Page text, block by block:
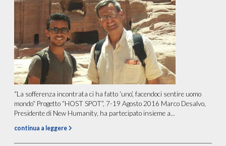
“La sofferenza incontrata ci ha fatto ‘uno’, facendoci sentire uomo
mondo“ Progetto “HOST SPOT”, 7-19 Agosto 2016 Marco Desalvo,
Presidente di New Humanity, ha partecipato insieme a...
continua a leggere